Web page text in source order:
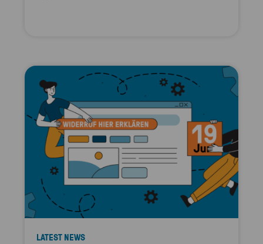
LATEST NEWS